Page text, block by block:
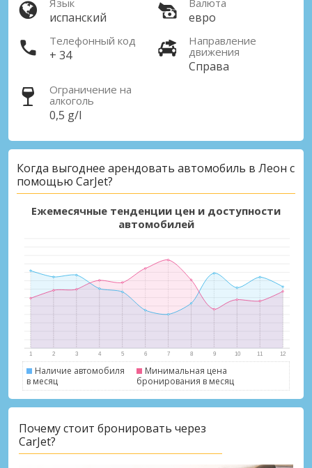
Лучшие сбережения
Получите доступ к эксклюзивным
предложениям партнёров
Язык
испанский
Валюта
евро
Телефонный код
+ 34
Направление
движения
Справа
Ограничение на
алкоголь
0,5 g/l
Когда выгоднее арендовать автомобиль в Леон с
помощью CarJet?
Ежемесячные тенденции цен и доступности
автомобилей
Наличие автомобиля
в месяц
Минимальная цена
бронирования в месяц
Почему стоит бронировать через
CarJet?